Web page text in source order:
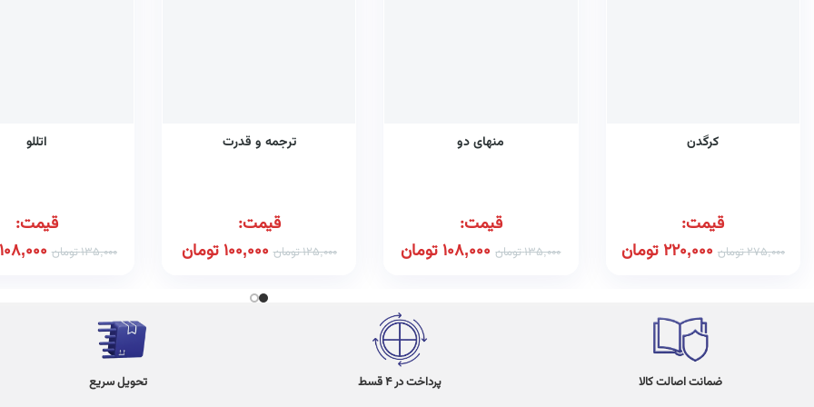
کرگدن
قیمت:
275,000تومان 220,000تومان
منهای دو
قیمت:
135,000تومان 108,000تومان
ترجمه و قدرت
قیمت:
125,000تومان 100,000تومان
اتللو
قیمت:
135,000تومان 108,000
ضمانت اصالت کالا پرداخت در 4 قسط تحویل سریع